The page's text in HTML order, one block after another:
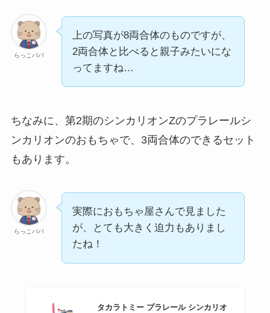
らっこパパ
上の写真が8両合体のものですが、
2両合体と比べると親子みたいにな
ってますね…
ちなみに、第2期のシンカリオンZのプラレールシ
ンカリオンのおもちゃで、3両合体のできるセット
もあります。
らっこパパ
実際におもちゃ屋さんで見ました
が、とても大きく迫力もありまし
たね！
タカラトミー プラレール シンカリオ